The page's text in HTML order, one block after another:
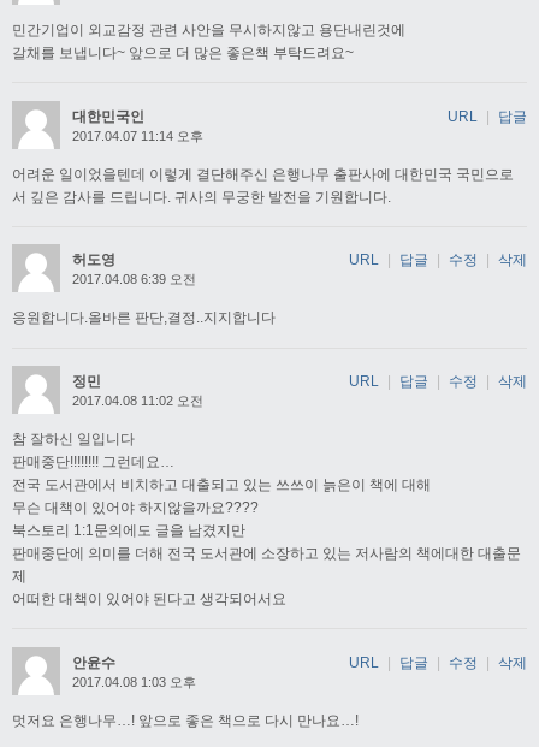
민간기업이 외교감정 관련 사안을 무시하지않고 용단내린것에
갈채를 보냅니다~ 앞으로 더 많은 좋은책 부탁드려요~
대한민국인
2017.04.07 11:14 오후
어려운 일이었을텐데 이렇게 결단해주신 은행나무 출판사에 대한민국 국민으로
서 깊은 감사를 드립니다. 귀사의 무궁한 발전을 기원합니다.
URL | 답글
허도영
2017.04.08 6:39 오전
응원합니다.올바른 판단,결정..지지합니다
URL 답글 수정 삭제
정민
2017.04.08 11:02 오전
참 잘하신 일입니다
판매중단!!!!!!!! 그런데요…
전국 도서관에서 비치하고 대출되고 있는 쓰쓰이 늙은이 책에 대해
무슨 대책이 있어야 하지않을까요????
북스토리 1:1문의에도 글을 남겼지만
판매중단에 의미를 더해 전국 도서관에 소장하고 있는 저사람의 책에대한 대출문
제
어떠한 대책이 있어야 된다고 생각되어서요
URL 답글 수정 삭제
안윤수
2017.04.08 1:03 오후
멋저요 은행나무…! 앞으로 좋은 책으로 다시 만나요…!
URL | 답글 | 수정 | 삭제